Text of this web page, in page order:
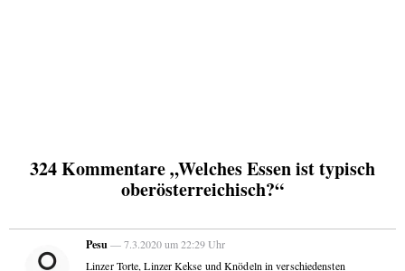
324 Kommentare „Welches Essen ist typisch
oberösterreichisch?“
Pesu— 7.3.2020 um 22:29 Uhr
Linzer Torte, Linzer Kekse und Knödeln in verschiedensten